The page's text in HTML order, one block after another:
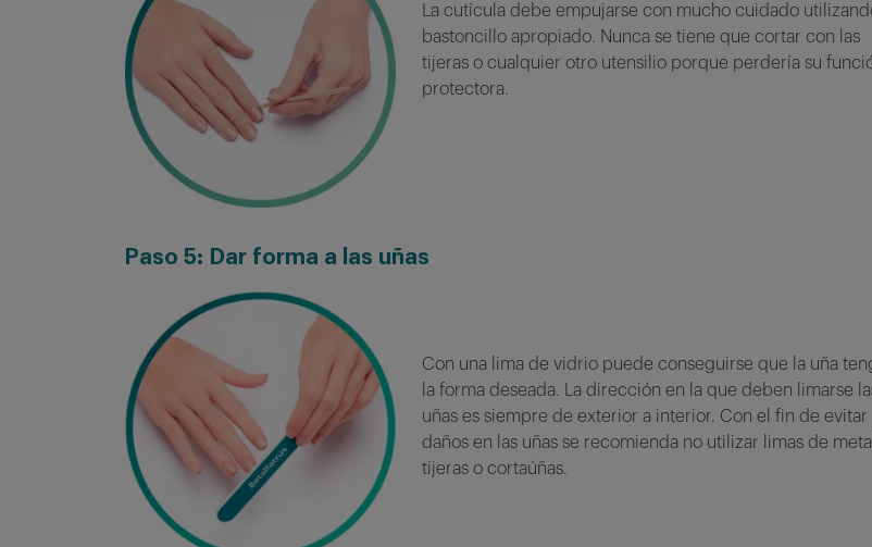
La cutícula debe empujarse con mucho cuidado
bastoncillo apropiado. Nunca se tiene que cortar con las
tijeras o cualquier otro utensilio porque perdería su
protectora.
Paso 5: Dar forma a las uñas
Con una lima de vidrio puede conseguirse que la uña
la forma deseada. La dirección en la que deben limarse
uñas es siempre de exterior a interior. Con el fin de evitar
daños en las uñas se recomienda no utilizar limas de
tijeras o cortaúñas.